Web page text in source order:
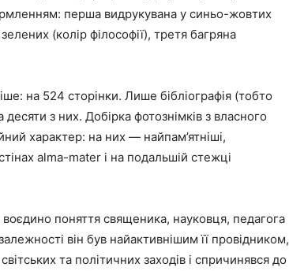
перша видрукувана у синьо-жовтих
(колір філософії), третя багряна
на 524 сторінки. Лише бібліографія (тобто
з них. Добірка фотознімків з власного
характер: на них — найпам’ятніші,
alma-mater і на подальшій стежці
поняття священика, науковця, педагога
він був найактивнішим її провідником,
та політичних заходів і спричинявся до